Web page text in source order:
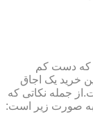
که دست کم
خرید یک اجاق
جمله نکاتی که
به صورت زیر است: